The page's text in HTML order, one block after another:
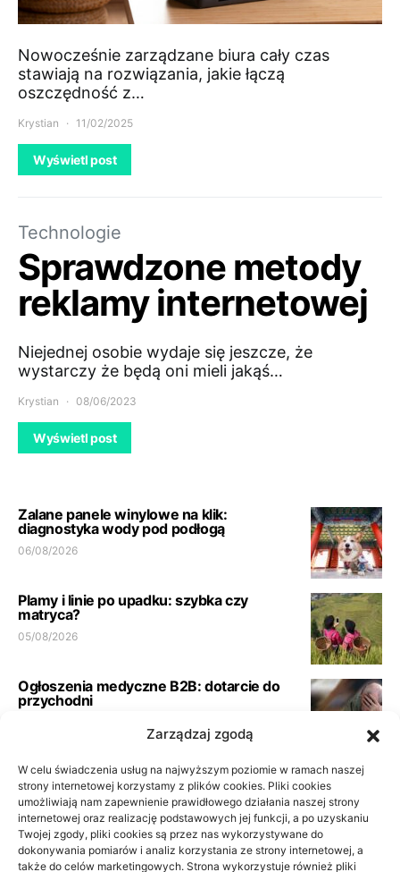
Zarządzaj zgodą
W celu świadczenia usług na najwyższym poziomie w ramach naszej
strony internetowej korzystamy z plików cookies. Pliki cookies
umożliwiają nam zapewnienie prawidłowego działania naszej strony
internetowej oraz realizację podstawowych jej funkcji, a po uzyskaniu
Twojej zgody, pliki cookies są przez nas wykorzystywane do
dokonywania pomiarów i analiz korzystania ze strony internetowej, a
także do celów marketingowych. Strona wykorzystuje również pliki
Nowocześnie zarządzane biura cały czas
stawiają na rozwiązania, jakie łączą
oszczędność z…
Krystian 11/02/2025
Wyświetl post
Technologie
Sprawdzone metody
reklamy internetowej
Niejednej osobie wydaje się jeszcze, że
wystarczy że będą oni mieli jakąś…
Krystian 08/06/2023
Wyświetl post
Zalane panele winylowe na klik:
diagnostyka wody pod podłogą
06/08/2026
Plamy i linie po upadku: szybka czy
matryca?
05/08/2026
Ogłoszenia medyczne B2B: dotarcie do
przychodni
Pełna księgowość spółki usługowej:
wymogi biura
21/06/2026
Podłoga do przedpokoju i korytarza: jak